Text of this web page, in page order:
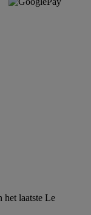
het laatste Le